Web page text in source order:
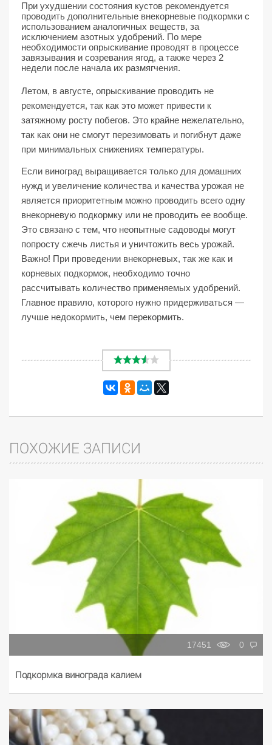
При ухудшении состояния кустов рекомендуется
проводить дополнительные внекорневые подкормки с
использованием аналогичных веществ, за
исключением азотных удобрений. По мере
необходимости опрыскивание проводят в процессе
завязывания и созревания ягод, а также через 2
недели после начала их размягчения.
Летом, в августе, опрыскивание проводить не
рекомендуется, так как это может привести к
затяжному росту побегов. Это крайне нежелательно,
так как они не смогут перезимовать и погибнут даже
при минимальных снижениях температуры.
Если виноград выращивается только для домашних
нужд и увеличение количества и качества урожая не
является приоритетным можно проводить всего одну
внекорневую подкормку или не проводить ее вообще.
Это связано с тем, что неопытные садоводы могут
попросту сжечь листья и уничтожить весь урожай.
Важно! При проведении внекорневых, так же как и
корневых подкормок, необходимо точно
рассчитывать количество применяемых удобрений.
Главное правило, которого нужно придерживаться —
лучше недокормить, чем перекормить.
ПОХОЖИЕ ЗАПИСИ
0
17451
Подкормка винограда калием